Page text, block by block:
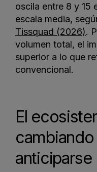
oscila entre 8 y 15
escala media,
Tissquad (2026).
volumen total, el
superior a lo que
convencional.
El
anticiparse